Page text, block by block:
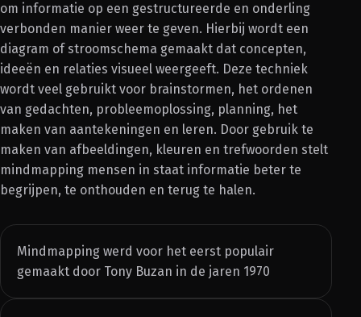
om informatie op een gestructureerde en onderling
verbonden manier weer te geven. Hierbij wordt een
diagram of stroomschema gemaakt dat concepten,
ideeën en relaties visueel weergeeft. Deze techniek
wordt veel gebruikt voor brainstormen, het ordenen
van gedachten, probleemoplossing, planning, het
maken van aantekeningen en leren. Door gebruik te
maken van afbeeldingen, kleuren en trefwoorden stelt
mindmapping mensen in staat informatie beter te
begrijpen, te onthouden en terug te halen.
Mindmapping werd voor het eerst populair
gemaakt door Tony Buzan in de jaren 1970